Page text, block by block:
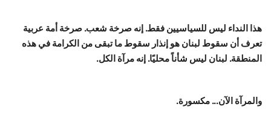
هذا النداء ليس للسياسيين فقط. إنه صرخة شعب. صرخة أمة عربية
تعرف أن سقوط لبنان هو إنذار سقوط ما تبقى من الكرامة في هذه
المنطقة. لبنان ليس شأناً محليًا. إنه مرآة الكل.
والمرآة الآن... مكسورة.